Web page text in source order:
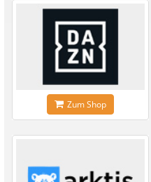
Zum Shop